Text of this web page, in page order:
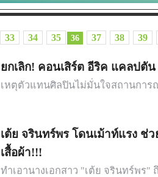
33 34 35 36 37 38 39
ยกเลิก! คอนเสิร์ต อีริค แคลปตัน
เหตุตัวแทนศิลปินไม่มั่นใจสถานการ
เต้ย จรินทร์พร โดนเม้าท์แรง ช่ว
เสื้อผ้า!!!
ทำเอานางเอกสาว "เต้ย จรินทร์พร"